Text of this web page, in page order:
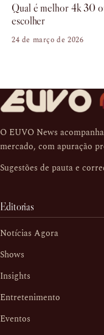
Qual é melhor 4k 30
escolher
24 de março de 2026
O EUVO News
mercado, com apuração
Sugestões de pauta e
Editorias
Notícias Agora
Shows
Insights
Entretenimento
Eventos